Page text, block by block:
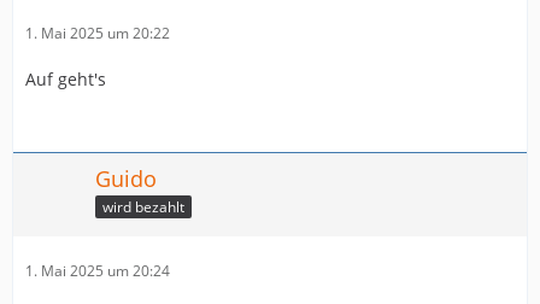
1. Mai 2025 um 20:22
Auf geht's
Guido
wird bezahlt
1. Mai 2025 um 20:24